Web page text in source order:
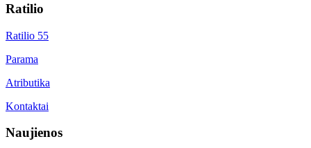
Ratilio
Ratilio 55
Parama
Atributika
Kontaktai
Naujienos